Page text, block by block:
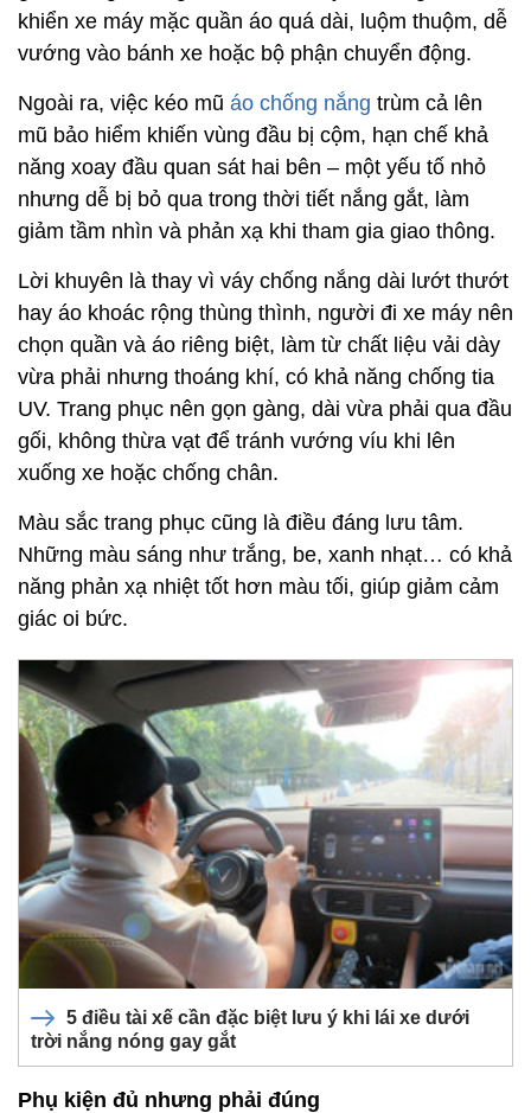
khiển xe máy mặc quần áo quá dài, luộm thuộm, dễ
vướng vào bánh xe hoặc bộ phận chuyển động.
Ngoài ra, việc kéo mũ áo chống nắng trùm cả lên
mũ bảo hiểm khiến vùng đầu bị cộm, hạn chế khả
năng xoay đầu quan sát hai bên – một yếu tố nhỏ
nhưng dễ bị bỏ qua trong thời tiết nắng gắt, làm
giảm tầm nhìn và phản xạ khi tham gia giao thông.
Lời khuyên là thay vì váy chống nắng dài lướt thướt
hay áo khoác rộng thùng thình, người đi xe máy nên
chọn quần và áo riêng biệt, làm từ chất liệu vải dày
vừa phải nhưng thoáng khí, có khả năng chống tia
UV. Trang phục nên gọn gàng, dài vừa phải qua đầu
gối, không thừa vạt để tránh vướng víu khi lên
xuống xe hoặc chống chân.
Màu sắc trang phục cũng là điều đáng lưu tâm.
Những màu sáng như trắng, be, xanh nhạt… có khả
năng phản xạ nhiệt tốt hơn màu tối, giúp giảm cảm
giác oi bức.
5 điều tài xế cần đặc biệt lưu ý khi lái xe dưới
trời nắng nóng gay gắt
Phụ kiện đủ nhưng phải đúng